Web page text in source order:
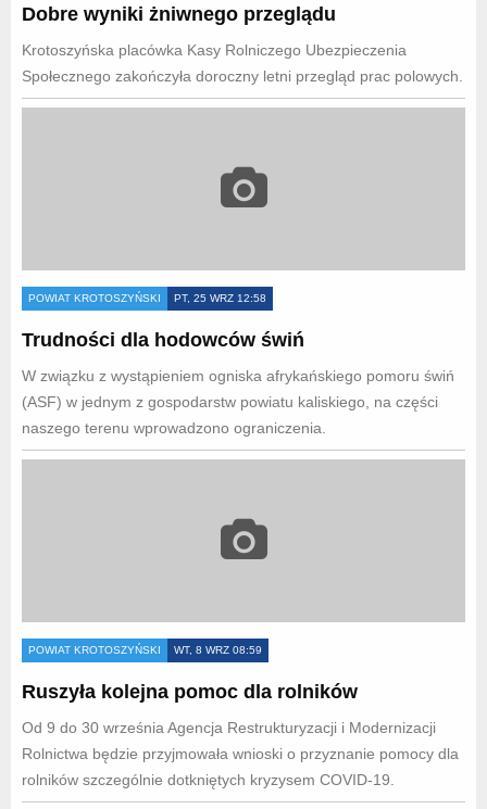
Dobre wyniki żniwnego przeglądu
Krotoszyńska placówka Kasy Rolniczego Ubezpieczenia
Społecznego zakończyła doroczny letni przegląd prac polowych.
POWIAT KROTOSZYŃSKI PT, 25 WRZ 12:58
Trudności dla hodowców świń
W związku z wystąpieniem ogniska afrykańskiego pomoru świń
(ASF) w jednym z gospodarstw powiatu kaliskiego, na części
naszego terenu wprowadzono ograniczenia.
POWIAT KROTOSZYŃSKI WT, 8 WRZ 08:59
Ruszyła kolejna pomoc dla rolników
Od 9 do 30 września Agencja Restrukturyzacji i Modernizacji
Rolnictwa będzie przyjmowała wnioski o przyznanie pomocy dla
rolników szczególnie dotkniętych kryzysem COVID-19.